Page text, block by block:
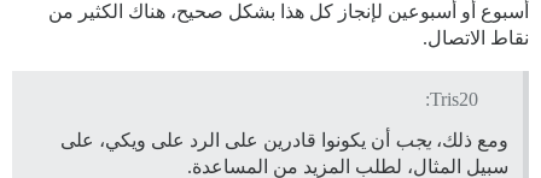
أسبوع أو أسبوعين لإنجاز كل هذا بشكل صحيح، هناك الكثير من
نقاط الاتصال.
Tris20:
ومع ذلك، يجب أن يكونوا قادرين على الرد على ويكي، على
سبيل المثال، لطلب المزيد من المساعدة.